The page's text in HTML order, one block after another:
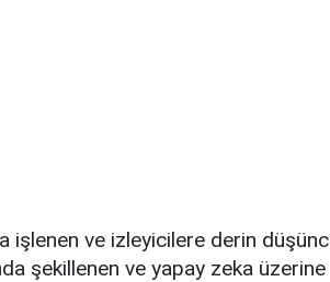
işlenen ve izleyicilere derin
şekillenen ve yapay zeka üzerine